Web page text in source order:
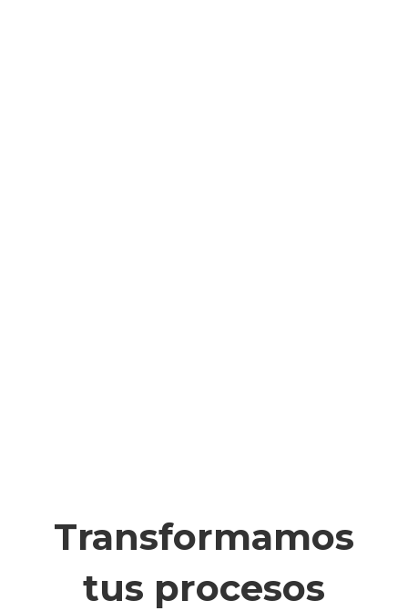
Transformamos
tus procesos